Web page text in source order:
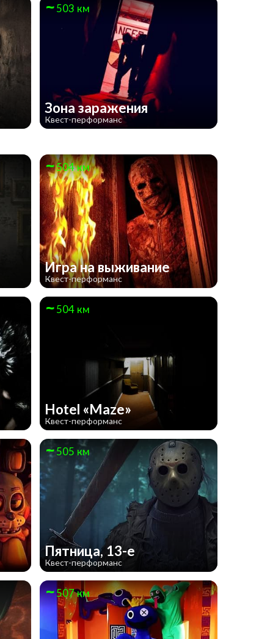
503 км
Зона заражения
Квест-перформанс
504 км
Игра на выживание
Квест-перформанс
504 км
Hotel «Maze»
Квест-перформанс
505 км
Пятница, 13-е
Квест-перформанс
507 км